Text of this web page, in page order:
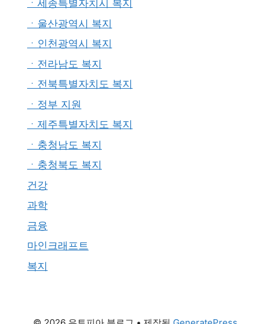
ㆍ세종특별자치시 복지
ㆍ울산광역시 복지
ㆍ인천광역시 복지
ㆍ전라남도 복지
ㆍ전북특별자치도 복지
ㆍ정부 지원
ㆍ제주특별자치도 복지
ㆍ충청남도 복지
ㆍ충청북도 복지
건강
과학
금융
마인크래프트
복지